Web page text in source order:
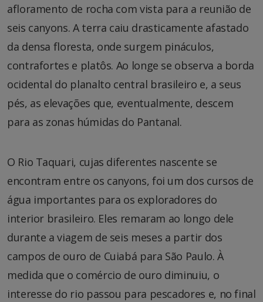
afloramento de rocha com vista para a reunião de
seis canyons. A terra caiu drasticamente afastado
da densa floresta, onde surgem pináculos,
contrafortes e platôs. Ao longe se observa a borda
ocidental do planalto central brasileiro e, a seus
pés, as elevações que, eventualmente, descem
para as zonas húmidas do Pantanal.
O Rio Taquari, cujas diferentes nascente se
encontram entre os canyons, foi um dos cursos de
água importantes para os exploradores do
interior brasileiro. Eles remaram ao longo dele
durante a viagem de seis meses a partir dos
campos de ouro de Cuiabá para São Paulo. À
medida que o comércio de ouro diminuiu, o
interesse do rio passou para pescadores e, no final